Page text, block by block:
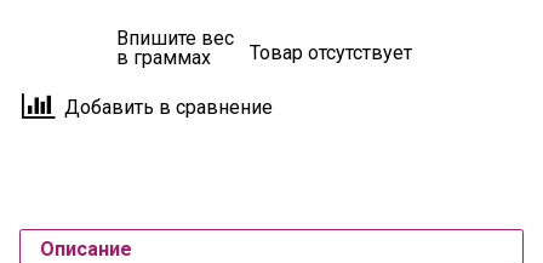
Впишите вес
в граммах
Товар отсутствует
Добавить в сравнение
Описание